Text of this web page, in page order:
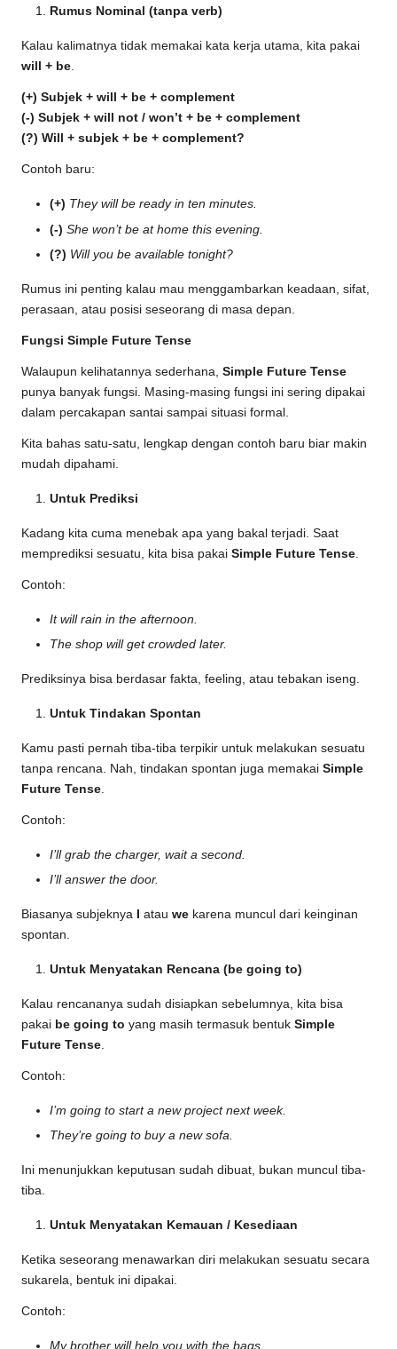
Rumus Nominal (tanpa verb)
Kalau kalimatnya tidak memakai kata kerja utama, kita pakai
will + be.
(+) Subjek + will + be + complement
(-) Subjek + will not / won’t + be + complement
(?) Will + subjek + be + complement?
Contoh baru:
(+) They will be ready in ten minutes.
(-) She won’t be at home this evening.
(?) Will you be available tonight?
Rumus ini penting kalau mau menggambarkan keadaan, sifat,
perasaan, atau posisi seseorang di masa depan.
Fungsi Simple Future Tense
Walaupun kelihatannya sederhana, Simple Future Tense
punya banyak fungsi. Masing-masing fungsi ini sering dipakai
dalam percakapan santai sampai situasi formal.
Kita bahas satu-satu, lengkap dengan contoh baru biar makin
mudah dipahami.
Untuk Prediksi
Kadang kita cuma menebak apa yang bakal terjadi. Saat
memprediksi sesuatu, kita bisa pakai Simple Future Tense
Contoh:
It will rain in the afternoon.
The shop will get crowded later.
Prediksinya bisa berdasar fakta, feeling, atau tebakan iseng.
Untuk Tindakan Spontan
Kamu pasti pernah tiba-tiba terpikir untuk melakukan sesuatu
tanpa rencana. Nah, tindakan spontan juga memakai Simple
Future Tense
Contoh:
I’ll grab the charger, wait a second.
I’ll answer the door.
Biasanya subjeknya atau we karena muncul dari keinginan
spontan.
Untuk Menyatakan Rencana (be going to)
Kalau rencananya sudah disiapkan sebelumnya, kita bisa
pakai be going to yang masih termasuk bentuk Simple
Future Tense
Contoh:
I’m going to start a new project next week.
They’re going to buy a new sofa.
Ini menunjukkan keputusan sudah dibuat, bukan muncul tiba-
tiba.
Untuk Menyatakan Kemauan / Kesediaan
Ketika seseorang menawarkan diri melakukan sesuatu secara
sukarela, bentuk ini dipakai.
Contoh:
My brother will help you with the bags.